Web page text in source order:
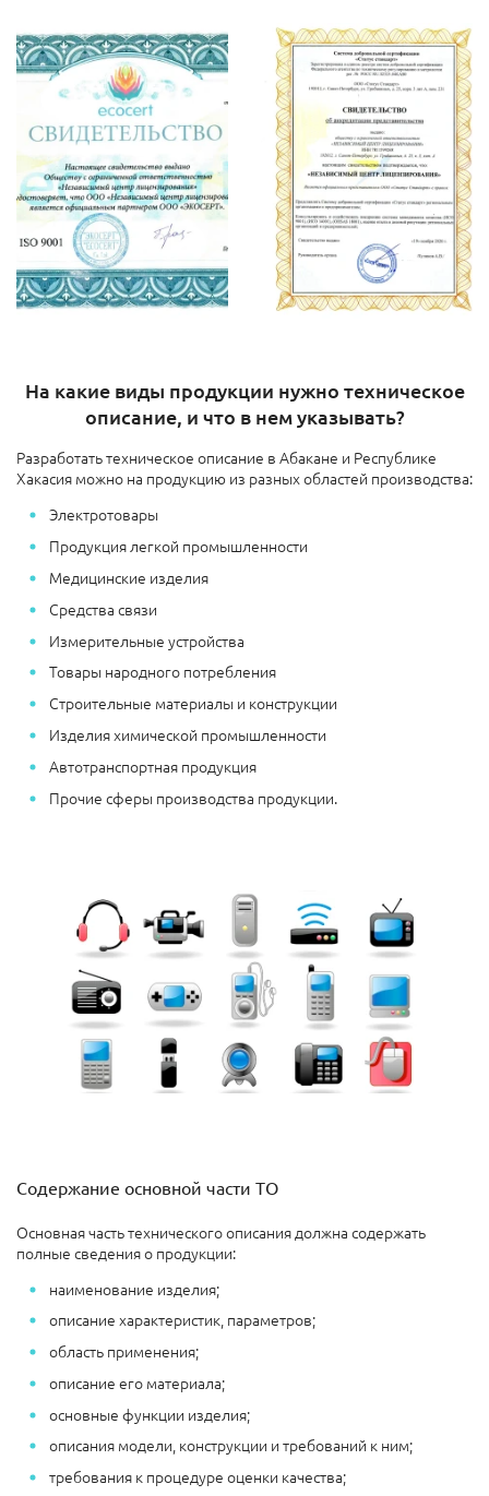
На какие виды продукции нужно техническое
описание, и что в нем указывать?
Разработать техническое описание в Абакане и Республике
Хакасия можно на продукцию из разных областей производства:
Электротовары
Продукция легкой промышленности
Медицинские изделия
Средства связи
Измерительные устройства
Товары народного потребления
Строительные материалы и конструкции
Изделия химической промышленности
Автотранспортная продукция
Прочие сферы производства продукции.
Содержание основной части ТО
Основная часть технического описания должна содержать
полные сведения о продукции:
наименование изделия;
описание характеристик, параметров;
область применения;
описание его материала;
основные функции изделия;
описания модели, конструкции и требований к ним;
требования к процедуре оценки качества;